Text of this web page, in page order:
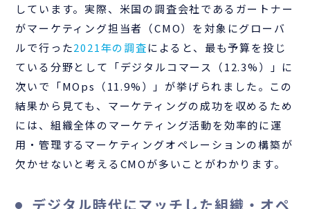
しています。実際、米国の調査会社であるガートナー
がマーケティング担当者（CMO）を対象にグローバ
ルで行った2021年の調査によると、最も予算を投じ
ている分野として「デジタルコマース（12.3%）」に
次いで「MOps（11.9%）」が挙げられました。この
結果から見ても、マーケティングの成功を収めるため
には、組織全体のマーケティング活動を効率的に運
用・管理するマーケティングオペレーションの構築が
欠かせないと考えるCMOが多いことがわかります。
デジタル時代にマッチした組織・オペ